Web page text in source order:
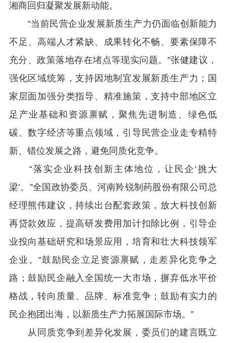
湘商回归凝聚发展新动能。
“当前民营企业发展新质生产力仍面临创新能力
不足、高端人才紧缺、成果转化不畅、要素保障不
充分、政策落地存在堵点等现实问题。”张健建议，
强化区域统筹，支持因地制宜发展新质生产力；国
家层面加强分类指导、精准施策，支持中部地区立
足产业基础和资源禀赋，聚焦先进制造、绿色低
碳、数字经济等重点领域，引导民营企业走专精特
新、错位发展之路，避免同质化竞争。
“落实企业科技创新主体地位，让民企‘挑大
梁’。”全国政协委员、河南羚锐制药股份有限公司总
经理熊伟建议，持续出台配套政策，放大科技创新
再贷款效应，提高研发费用加计扣除比例，引导企
业投向基础研究和场景应用，培育和壮大科技领军
企业。“鼓励民企立足资源禀赋，走差异化竞争之
路；鼓励民企融入全国统一大市场，摒弃低水平价
格战，转向质量、品牌、标准竞争；鼓励有实力的
民企抱团出海，以新质生产力拓展国际市场。”
从同质竞争到差异化发展，委员们的建言既立